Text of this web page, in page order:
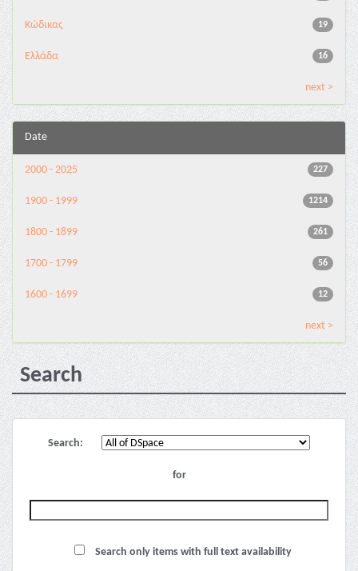
19
Κώδικας
16
Ελλάδα
next >
Date
227
2000 - 2025
1214
1900 - 1999
261
1800 - 1899
56
1700 - 1799
12
1600 - 1699
next >
Search
Search:
for
Search only items with full text availability